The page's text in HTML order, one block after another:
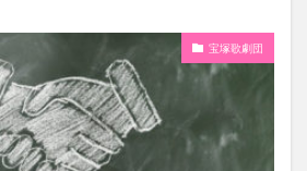
宝塚歌劇団